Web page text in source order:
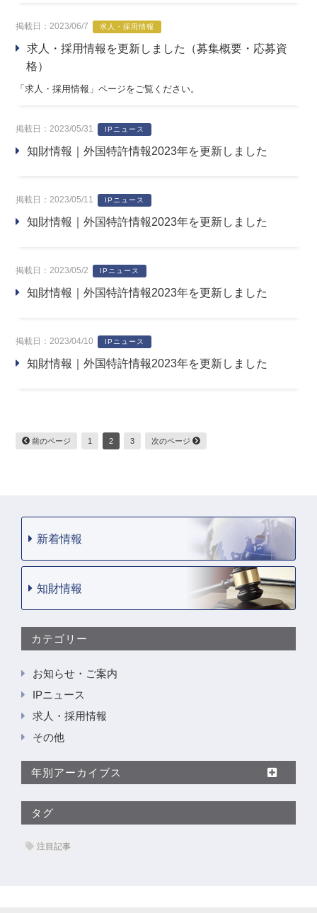
掲載日：2023/06/7 求人・採用情報
求人・採用情報を更新しました（募集概要・応募資
格）
「求人・採用情報」ページをご覧ください。
掲載日：2023/05/31 IPニュース
知財情報｜外国特許情報2023年を更新しました
掲載日：2023/05/11 IPニュース
知財情報｜外国特許情報2023年を更新しました
掲載日：2023/05/2 IPニュース
知財情報｜外国特許情報2023年を更新しました
掲載日：2023/04/10 IPニュース
知財情報｜外国特許情報2023年を更新しました
前のページ 1 2 3 次のページ
新着情報
知財情報
カテゴリー
お知らせ・ご案内
IPニュース
求人・採用情報
その他
年別アーカイブス
タグ
注目記事